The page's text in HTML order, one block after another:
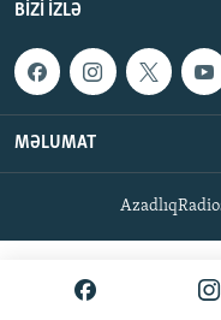
XƏBƏR BÜLLETENLƏRIMIZ
BIZI IZLƏ
MƏLUMAT